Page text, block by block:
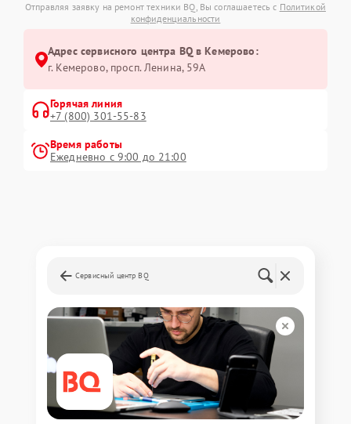
Отправляя заявку на ремонт техники BQ, Вы соглашаетесь с Политикой
конфиденциальности
Адрес сервисного центра BQ в Кемерово:
г. Кемерово, просп. Ленина, 59А
Горячая линия
+7 (800) 301-55-83
Время работы
Ежедневно с 9:00 до 21:00
Сервисный центр BQ